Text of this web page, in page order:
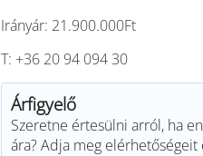
Irányár: 21.900.000Ft
T: +36 20 94 094 30
Árfigyelő
Szeretne értesülni arról, ha
ára? Adja meg